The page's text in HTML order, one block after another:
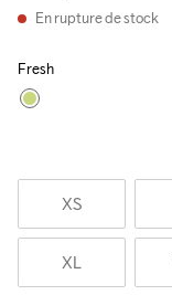
En rupture de stock
Fresh
XS
XL